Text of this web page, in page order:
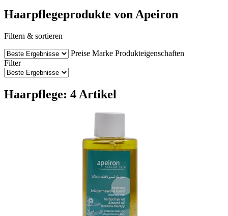
Haarpflegeprodukte von Apeiron
Filtern & sortieren
Preise Marke Produkteigenschaften
Filter
Haarpflege: 4 Artikel